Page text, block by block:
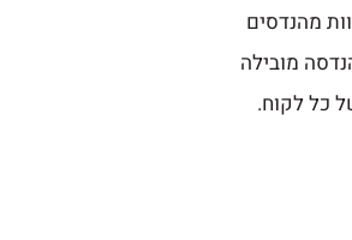
מהנדסים
מובילה
כל לקוח.